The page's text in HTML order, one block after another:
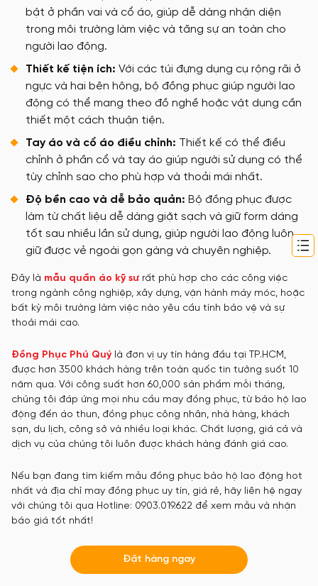
bật ở phần vai và cổ áo, giúp dễ dàng nhận diện
trong môi trường làm việc và tăng sự an toàn cho
người lao động.
Thiết kế tiện ích: Với các túi đựng dụng cụ rộng rãi ở
ngực và hai bên hông, bộ đồng phục giúp người lao
động có thể mang theo đồ nghề hoặc vật dụng cần
thiết một cách thuận tiện.
Tay áo và cổ áo điều chỉnh: Thiết kế có thể điều
chỉnh ở phần cổ và tay áo giúp người sử dụng có thể
tùy chỉnh sao cho phù hợp và thoải mái nhất.
Độ bền cao và dễ bảo quản: Bộ đồng phục được
làm từ chất liệu dễ dàng giặt sạch và giữ form dáng
tốt sau nhiều lần sử dụng, giúp người lao động luôn
giữ được vẻ ngoài gọn gàng và chuyên nghiệp.
Đây là mẫu quần áo kỹ sư rất phù hợp cho các công việc
trong ngành công nghiệp, xây dựng, vận hành máy móc, hoặc
bất kỳ môi trường làm việc nào yêu cầu tính bảo vệ và sự
thoải mái cao.
Đồng Phục Phú Quý là đơn vị uy tín hàng đầu tại TP.HCM,
được hơn 3500 khách hàng trên toàn quốc tin tưởng suốt 10
năm qua. Với công suất hơn 60,000 sản phẩm mỗi tháng,
chúng tôi đáp ứng mọi nhu cầu may đồng phục, từ bảo hộ lao
động đến áo thun, đồng phục công nhân, nhà hàng, khách
sạn, du lịch, công sở và nhiều loại khác. Chất lượng, giá cả và
dịch vụ của chúng tôi luôn được khách hàng đánh giá cao.
Nếu bạn đang tìm kiếm mẫu đồng phục bảo hộ lao động hot
nhất và địa chỉ may đồng phục uy tín, giá rẻ, hãy liên hệ ngay
với chúng tôi qua Hotline: 0903.019.622 để xem mẫu và nhận
báo giá tốt nhất!
Đặt hàng ngay